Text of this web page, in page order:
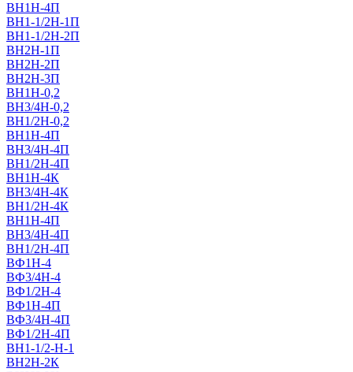
ВН1Н-4П
ВН1-1/2Н-1П
ВН1-1/2Н-2П
ВН2Н-1П
ВН2Н-2П
ВН2Н-3П
ВН1Н-0,2
ВН3/4Н-0,2
ВН1/2Н-0,2
ВН1Н-4П
ВН3/4Н-4П
ВН1/2Н-4П
ВН1Н-4К
ВН3/4Н-4К
ВН1/2Н-4К
ВН1Н-4П
ВН3/4Н-4П
ВН1/2Н-4П
ВФ1Н-4
ВФ3/4Н-4
ВФ1/2Н-4
ВФ1Н-4П
ВФ3/4Н-4П
ВФ1/2Н-4П
ВН1-1/2-Н-1
ВН2Н-2К